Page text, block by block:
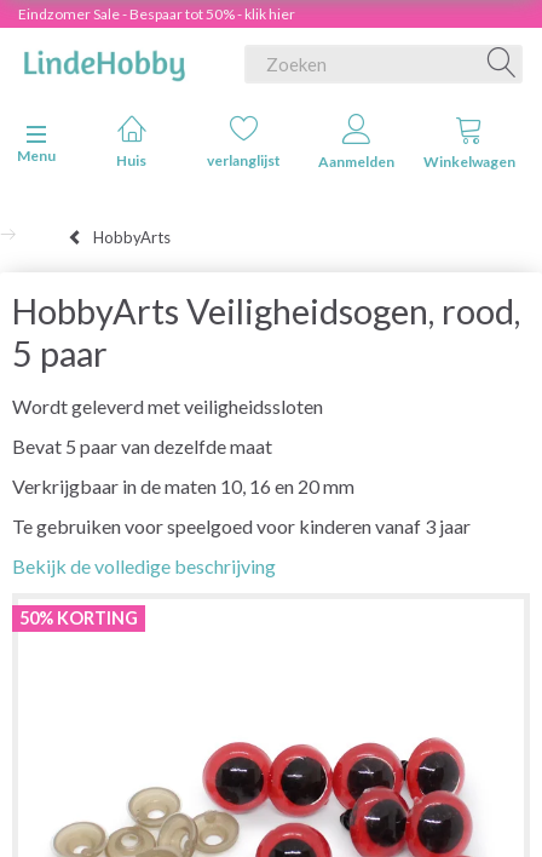
Eindzomer Sale - Bespaar tot 50% - klik hier
Navigatie in-/uitschakelen
Menu
Huis verlanglijst Aanmelden Winkelwagen
HobbyArts
HobbyArts Veiligheidsogen, rood,
5 paar
Wordt geleverd met veiligheidssloten
Bevat 5 paar van dezelfde maat
Verkrijgbaar in de maten 10, 16 en 20 mm
Te gebruiken voor speelgoed voor kinderen vanaf 3 jaar
Bekijk de volledige beschrijving
50% KORTING